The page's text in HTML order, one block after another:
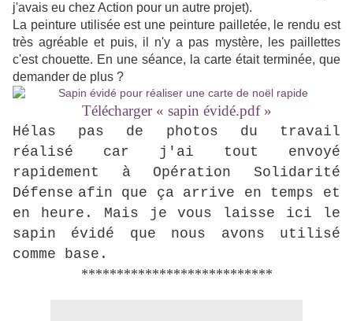
j'avais eu chez Action pour un autre projet).
La peinture utilisée est une peinture pailletée, le rendu est
très agréable et puis, il n'y a pas mystère, les paillettes
c'est chouette. En une séance, la carte était terminée, que
demander de plus ?
Télécharger « sapin évidé.pdf »
Hélas pas de photos du travail
réalisé car j'ai tout envoyé
rapidement à Opération Solidarité
Défense afin que ça arrive en temps et
en heure. Mais je vous laisse ici le
sapin évidé que nous avons utilisé
comme base.
***************************